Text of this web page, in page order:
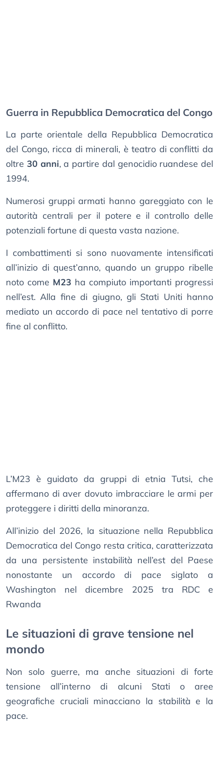
Guerra in Repubblica Democratica del Congo
La parte orientale della Repubblica Democratica
del Congo, ricca di minerali, è teatro di conflitti da
oltre 30 anni, a partire dal genocidio ruandese del
1994.
Numerosi gruppi armati hanno gareggiato con le
autorità centrali per il potere e il controllo delle
potenziali fortune di questa vasta nazione.
I combattimenti si sono nuovamente intensificati
all’inizio di quest’anno, quando un gruppo ribelle
noto come M23 ha compiuto importanti progressi
nell’est. Alla fine di giugno, gli Stati Uniti hanno
mediato un accordo di pace nel tentativo di porre
fine al conflitto.
L’M23 è guidato da gruppi di etnia Tutsi, che
affermano di aver dovuto imbracciare le armi per
proteggere i diritti della minoranza.
All’inizio del 2026, la situazione nella Repubblica
Democratica del Congo resta critica, caratterizzata
da una persistente instabilità nell’est del Paese
nonostante un accordo di pace siglato a
Washington nel dicembre 2025 tra RDC e
Rwanda
Le situazioni di grave tensione nel
mondo
Non solo guerre, ma anche situazioni di forte
tensione all’interno di alcuni Stati o aree
geografiche cruciali minacciano la stabilità e la
pace.